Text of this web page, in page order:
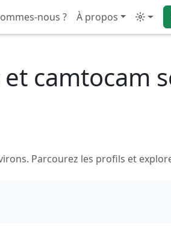
nous ? À propos Mode
camtocam
Parcourez les profils et